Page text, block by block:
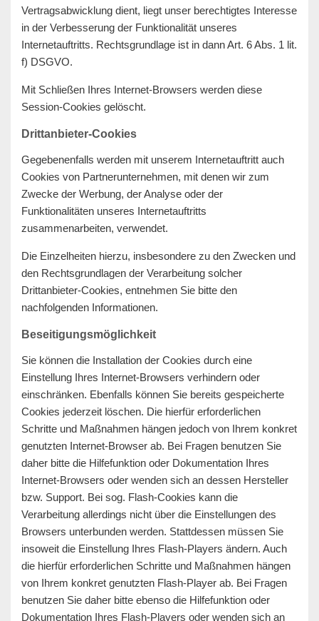
Vertragsabwicklung dient, liegt unser berechtigtes Interesse
in der Verbesserung der Funktionalität unseres
Internetauftritts. Rechtsgrundlage ist in dann Art. 6 Abs. 1 lit.
f) DSGVO.
Mit Schließen Ihres Internet-Browsers werden diese
Session-Cookies gelöscht.
Drittanbieter-Cookies
Gegebenenfalls werden mit unserem Internetauftritt auch
Cookies von Partnerunternehmen, mit denen wir zum
Zwecke der Werbung, der Analyse oder der
Funktionalitäten unseres Internetauftritts
zusammenarbeiten, verwendet.
Die Einzelheiten hierzu, insbesondere zu den Zwecken und
den Rechtsgrundlagen der Verarbeitung solcher
Drittanbieter-Cookies, entnehmen Sie bitte den
nachfolgenden Informationen.
Beseitigungsmöglichkeit
Sie können die Installation der Cookies durch eine
Einstellung Ihres Internet-Browsers verhindern oder
einschränken. Ebenfalls können Sie bereits gespeicherte
Cookies jederzeit löschen. Die hierfür erforderlichen
Schritte und Maßnahmen hängen jedoch von Ihrem konkret
genutzten Internet-Browser ab. Bei Fragen benutzen Sie
daher bitte die Hilfefunktion oder Dokumentation Ihres
Internet-Browsers oder wenden sich an dessen Hersteller
bzw. Support. Bei sog. Flash-Cookies kann die
Verarbeitung allerdings nicht über die Einstellungen des
Browsers unterbunden werden. Stattdessen müssen Sie
insoweit die Einstellung Ihres Flash-Players ändern. Auch
die hierfür erforderlichen Schritte und Maßnahmen hängen
von Ihrem konkret genutzten Flash-Player ab. Bei Fragen
benutzen Sie daher bitte ebenso die Hilfefunktion oder
Dokumentation Ihres Flash-Players oder wenden sich an